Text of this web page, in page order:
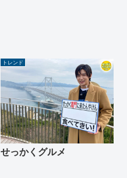
トレンド
せっかくグルメ